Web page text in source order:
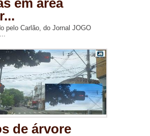
pelo Carlão, do Jornal JOGO
de árvore